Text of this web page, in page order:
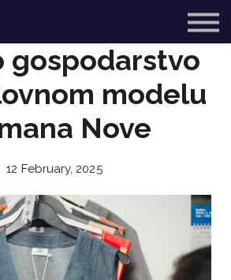
O nama
Registriraj se
Prijavi se
gospodarstvo
modelu
Nove
12 February, 2025